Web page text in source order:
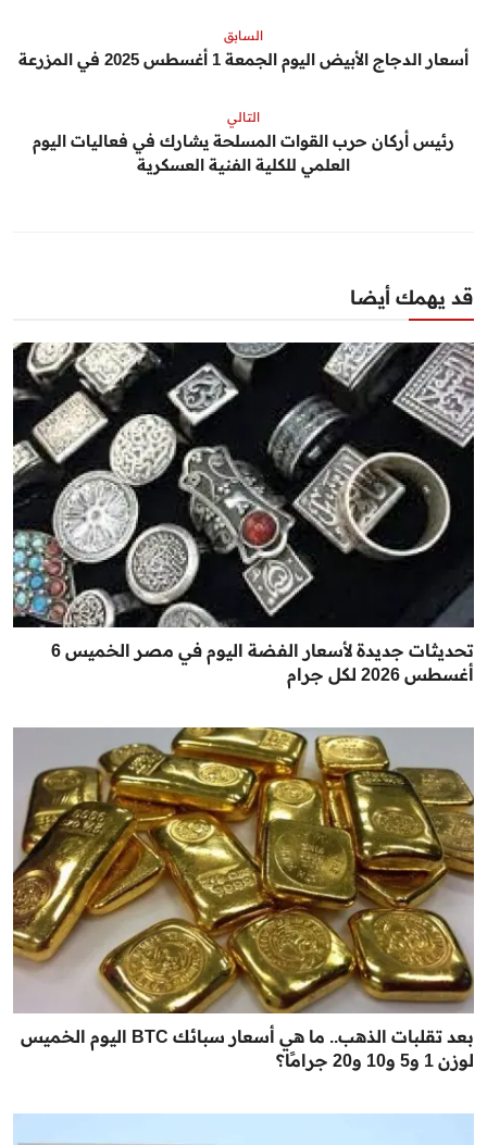
السابق
أسعار الدجاج الأبيض اليوم الجمعة 1 أغسطس 2025 في المزرعة
التالي
رئيس أركان حرب القوات المسلحة يشارك في فعاليات اليوم
العلمي للكلية الفنية العسكرية
قد يهمك أيضا
تحديثات جديدة لأسعار الفضة اليوم في مصر الخميس 6
أغسطس 2026 لكل جرام
بعد تقلبات الذهب.. ما هي أسعار سبائك BTC اليوم الخميس
لوزن 1 و5 و10 و20 جرامًا؟